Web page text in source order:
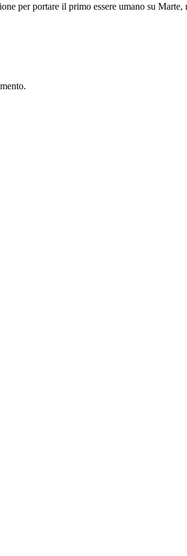
per portare il primo essere umano su